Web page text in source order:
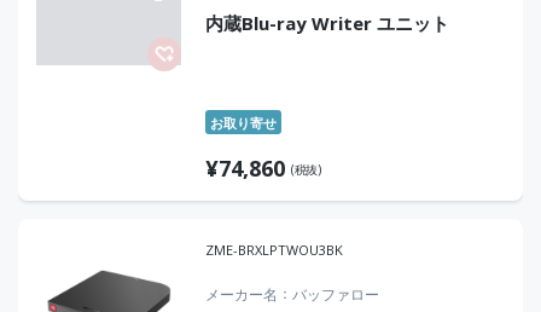
内蔵Blu-ray Writer ユニット
お取り寄せ
¥74,860 (税抜)
ZME-BRXLPTWOU3BK
メーカー名 バッファロー